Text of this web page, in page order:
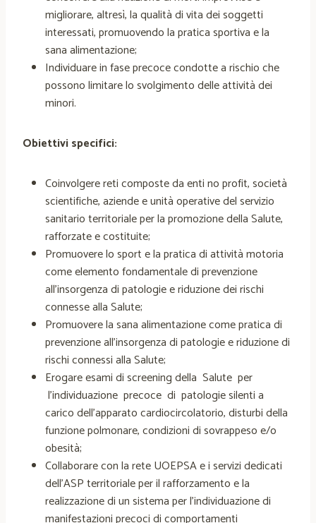
migliorare, altresì, la qualità di vita dei soggetti
interessati, promuovendo la pratica sportiva e la
sana alimentazione;
Individuare in fase precoce condotte a rischio che
possono limitare lo svolgimento delle attività dei
minori.
Obiettivi specifici:
Coinvolgere reti composte da enti no profit, società
scientifiche, aziende e unità operative del servizio
sanitario territoriale per la promozione della Salute,
rafforzate e costituite;
Promuovere lo sport e la pratica di attività motoria
come elemento fondamentale di prevenzione
all’insorgenza di patologie e riduzione dei rischi
connesse alla Salute;
Promuovere la sana alimentazione come pratica di
prevenzione all’insorgenza di patologie e riduzione di
rischi connessi alla Salute;
Erogare esami di screening della Salute per
l’individuazione precoce di patologie silenti a
carico dell’apparato cardiocircolatorio, disturbi della
funzione polmonare, condizioni di sovrappeso e/o
obesità;
Collaborare con la rete UOEPSA e i servizi dedicati
dell’ASP territoriale per il rafforzamento e la
realizzazione di un sistema per l’individuazione di
manifestazioni precoci di comportamenti